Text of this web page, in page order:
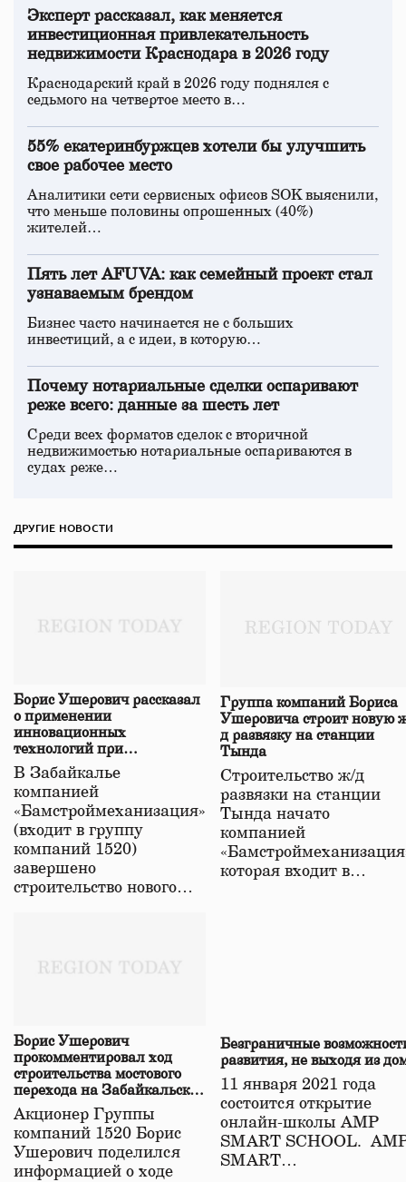
Эксперт рассказал, как меняется
инвестиционная привлекательность
недвижимости Краснодара в 2026 году
Краснодарский край в 2026 году поднялся с
седьмого на четвертое место в…
55% екатеринбуржцев хотели бы улучшить
свое рабочее место
Аналитики сети сервисных офисов SOK выяснили,
что меньше половины опрошенных (40%)
жителей…
Пять лет AFUVA: как семейный проект стал
узнаваемым брендом
Бизнес часто начинается не с больших
инвестиций, а с идеи, в которую…
Почему нотариальные сделки оспаривают
реже всего: данные за шесть лет
Среди всех форматов сделок с вторичной
недвижимостью нотариальные оспариваются в
судах реже…
ДРУГИЕ НОВОСТИ
Борис Ушерович рассказал
о применении
инновационных
технологий при
строительстве нового моста
в Забайкалье
В Забайкалье
компанией
«Бамстроймеханизация»
(входит в группу
компаний 1520)
завершено
строительство нового…
Группа компаний Бориса
Ушеровича строит новую
д развязку на станции
Тында
Строительство ж/д
развязки на станции
Тында начато
компанией
которая входит в…
Борис Ушерович
прокомментировал ход
строительства мостового
перехода на Забайкальской
железной дороге
Акционер Группы
компаний 1520 Борис
Ушерович поделился
информацией о ходе
Безграничные
развития, не выходя из
11 января 2021 года
состоится открытие
онлайн-школы АМР
SMART SCHOOL.
SMART…